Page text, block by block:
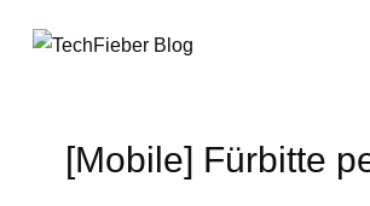
[Mobile] Fürbitte